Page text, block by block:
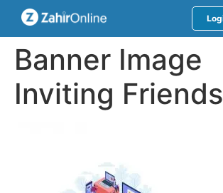
Banner Image
Inviting